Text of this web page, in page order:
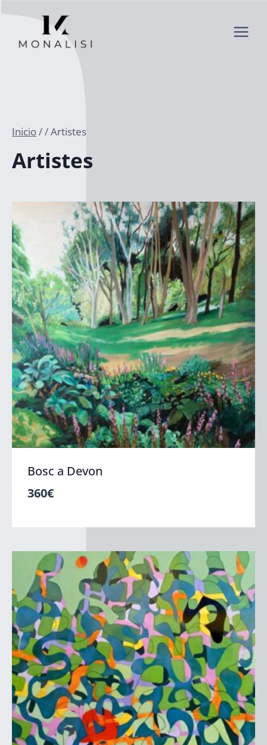
contenido
Inicio//Artistes
Artistes
Bosc a Devon
360€